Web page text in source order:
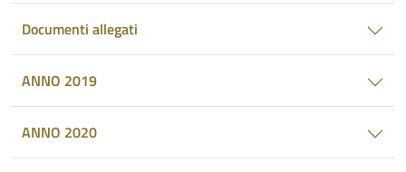
Documenti allegati
ANNO 2019
ANNO 2020